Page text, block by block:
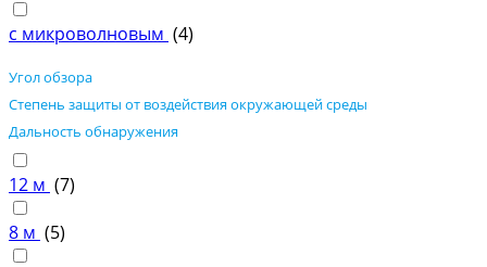
с микроволновым (4)
Угол обзора
Степень защиты от воздействия окружающей среды
Дальность обнаружения
12 м (7)
8 м (5)